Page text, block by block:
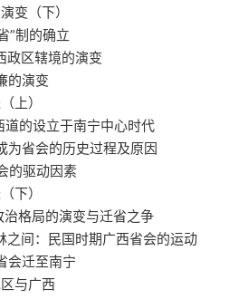
变（下）
”制的确立
政区辖境的演变
的演变
上）
道的设立于南宁中心时代
为省会的历史过程及原因
的驱动因素
下）
治格局的演变与迁省之争
之间：民国时期广西省会的运动
会迁至南宁
与广西